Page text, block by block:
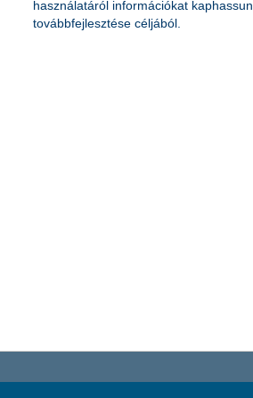
használatáról információkat
továbbfejlesztése céljából.